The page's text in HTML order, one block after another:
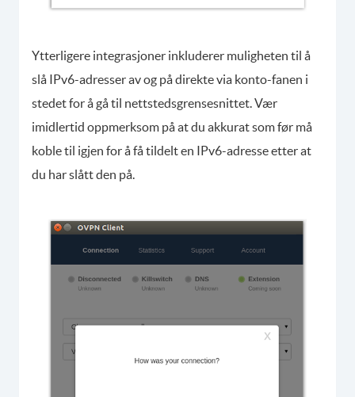
Ytterligere integrasjoner inkluderer muligheten til å
slå IPv6-adresser av og på direkte via konto-fanen i
stedet for å gå til nettstedsgrensesnittet. Vær
imidlertid oppmerksom på at du akkurat som før må
koble til igjen for å få tildelt en IPv6-adresse etter at
du har slått den på.